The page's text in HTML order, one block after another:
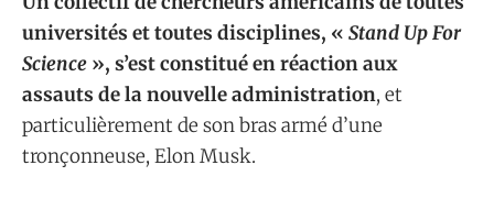
universités et toutes disciplines, « Stand Up For
Science », s’est constitué en réaction aux
assauts de la nouvelle administration, et
particulièrement de son bras armé d’une
tronçonneuse, Elon Musk.